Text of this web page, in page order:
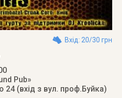
Вхід: 20/30 грн
Pub»
24 (вхід з вул. проф.Буйка)